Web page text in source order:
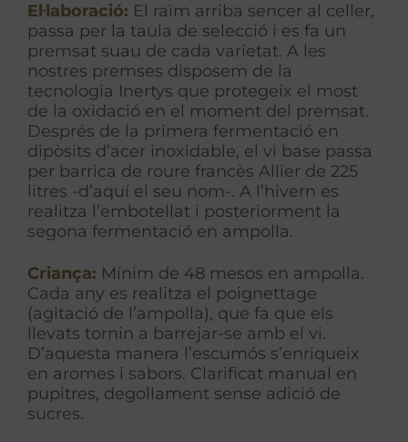
El·laboració: El raïm arriba sencer al celler,
passa per la taula de selecció i es fa un
premsat suau de cada varietat. A les
nostres premses disposem de la
tecnologia Inertys que protegeix el most
de la oxidació en el moment del premsat.
Després de la primera fermentació en
dipòsits d’acer inoxidable, el vi base passa
per barrica de roure francès Allier de 225
litres -d’aquí el seu nom-. A l’hivern es
realitza l’embotellat i posteriorment la
segona fermentació en ampolla.
Criança: Mínim de 48 mesos en ampolla.
Cada any es realitza el poignettage
(agitació de l’ampolla), que fa que els
llevats tornin a barrejar-se amb el vi.
D’aquesta manera l’escumós s’enriqueix
en aromes i sabors. Clarificat manual en
pupitres, degollament sense adició de
sucres.